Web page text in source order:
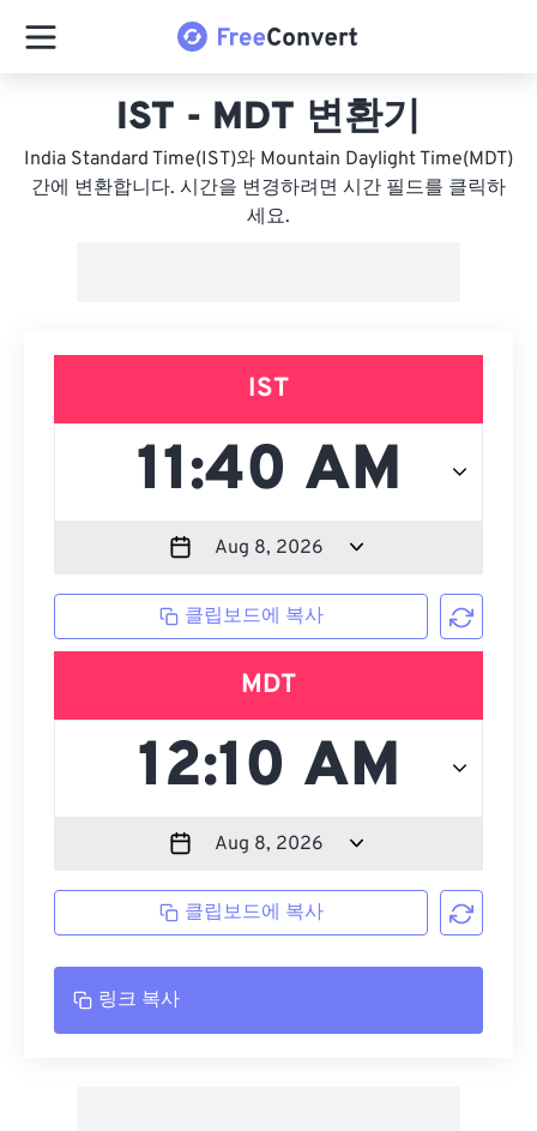
IST - MDT 변환기
India Standard Time(IST)와 Mountain Daylight Time(MDT)
간에 변환합니다. 시간을 변경하려면 시간 필드를 클릭하
세요.
IST
클립보드에 복사
MDT
클립보드에 복사
링크 복사